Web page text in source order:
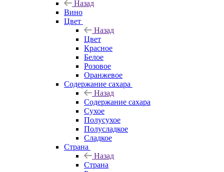
Назад
Вино
Цвет
Назад
Цвет
Красное
Белое
Розовое
Оранжевое
Содержание сахара
Назад
Содержание сахара
Сухое
Полусухое
Полусладкое
Сладкое
Страна
Назад
Страна